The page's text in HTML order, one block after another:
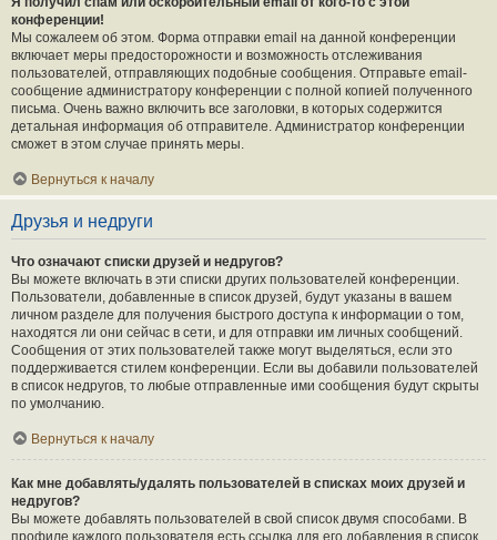
конференции!
Мы сожалеем об этом. Форма отправки email на данной конференции
включает меры предосторожности и возможность отслеживания
пользователей, отправляющих подобные сообщения. Отправьте email-
сообщение администратору конференции с полной копией полученного
письма. Очень важно включить все заголовки, в которых содержится
детальная информация об отправителе. Администратор конференции
сможет в этом случае принять меры.
Вернуться к началу
Друзья и недруги
Что означают списки друзей и недругов?
Вы можете включать в эти списки других пользователей конференции.
Пользователи, добавленные в список друзей, будут указаны в вашем
личном разделе для получения быстрого доступа к информации о том,
находятся ли они сейчас в сети, и для отправки им личных сообщений.
Сообщения от этих пользователей также могут выделяться, если это
поддерживается стилем конференции. Если вы добавили пользователей
в список недругов, то любые отправленные ими сообщения будут скрыты
по умолчанию.
Вернуться к началу
Как мне добавлять/удалять пользователей в списках моих друзей и
недругов?
Вы можете добавлять пользователей в свой список двумя способами. В
профиле каждого пользователя есть ссылка для его добавления в список